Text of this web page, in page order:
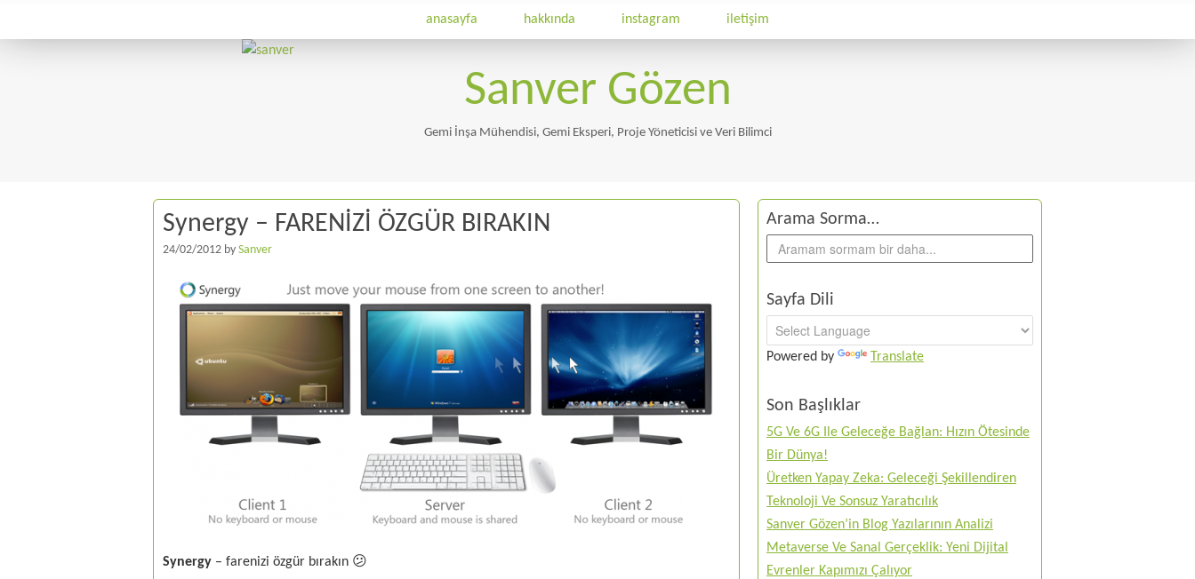
anasayfa hakkında instagram iletişim
Sanver Gözen
Gemi İnşa Mühendisi, Gemi Eksperi, Proje Yöneticisi ve Veri Bilimci
Synergy – FARENİZİ ÖZGÜR BIRAKIN
24/02/2012 by Sanver
Synergy – farenizi özgür bırakın 😕
Arama Sorma…
Sayfa Dili
Powered by Translate
Son Başlıklar
5G Ve 6G Ile Geleceğe Bağlan: Hızın Ötesinde
Bir Dünya!
Üretken Yapay Zeka: Geleceği Şekillendiren
Teknoloji Ve Sonsuz Yaratıcılık
Sanver Gözen’in Blog Yazılarının Analizi
Metaverse Ve Sanal Gerçeklik: Yeni Dijital
Evrenler Kapımızı Çalıyor